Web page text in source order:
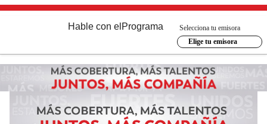
Hable con el Programa
Selecciona tu emisora
Elige tu emisora